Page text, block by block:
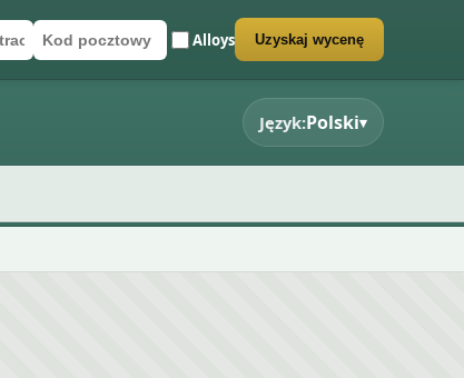
Alloys
wyceny Uzyskaj wycenę
Język:Polski▾